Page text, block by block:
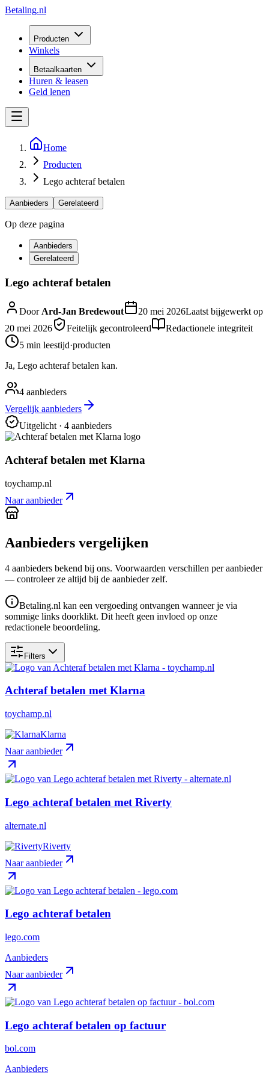
Betaling.nl
Producten
Winkels
Betaalkaarten
Huren & leasen
Geld lenen
Home
Producten
Lego achteraf betalen
Aanbieders Gerelateerd
Op deze pagina
Aanbieders
Gerelateerd
Lego achteraf betalen
DoorArd-Jan Bredewout 20 mei 2026Laatst bijgewerkt op
20 mei 2026
Feitelijk gecontroleerd
Redactionele integriteit
5 min leestijd·producten
Ja, Lego achteraf betalen kan.
4 aanbieders
Vergelijk aanbieders
Uitgelicht· 4 aanbieders
Achteraf betalen met Klarna
toychamp.nl
Naar aanbieder
Aanbieders vergelijken
4 aanbieders bekend bij ons. Voorwaarden verschillen per aanbieder
— controleer ze altijd bij de aanbieder zelf.
Betaling.nl kan een vergoeding ontvangen wanneer je via
sommige links doorklikt. Dit heeft geen invloed op onze
redactionele beoordeling.
Filters
Achteraf betalen met Klarna
toychamp.nl
Klarna
Naar aanbieder
Lego achteraf betalen met Riverty
alternate.nl
Riverty
Naar aanbieder
Lego achteraf betalen
lego.com
Aanbieders
Naar aanbieder
Lego achteraf betalen op factuur
bol.com
Aanbieders